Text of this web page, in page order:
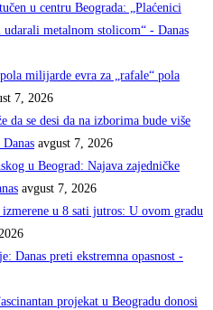
u centru Beograda: „Plaćenici
metalnom stolicom“ - Danas
milijarde evra za „rafale“ pola
7, 2026
se desi da na izborima bude više
avgust 7, 2026
u Beograd: Najava zajedničke
avgust 7, 2026
u 8 sati jutros: U ovom gradu
Danas preti ekstremna opasnost -
projekat u Beogradu donosi